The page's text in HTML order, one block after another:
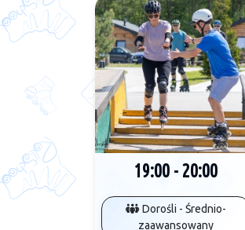
19:00 - 20:00
Dorośli - Średnio-
zaawansowany